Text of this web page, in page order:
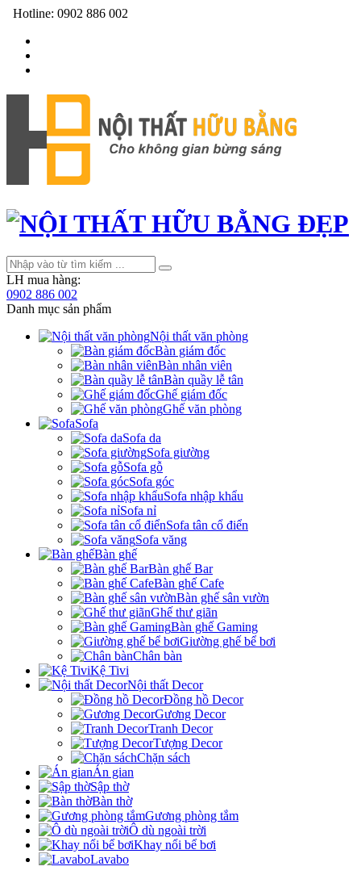
Hotline: 0902 886 002
LH mua hàng:
0902 886 002
Danh mục sản phẩm
Nội thất văn phòng
Bàn giám đốc
Bàn nhân viên
Bàn quầy lễ tân
Ghế giám đốc
Ghế văn phòng
Sofa
Sofa da
Sofa giường
Sofa gỗ
Sofa góc
Sofa nhập khẩu
Sofa nỉ
Sofa tân cổ điển
Sofa văng
Bàn ghế
Bàn ghế Bar
Bàn ghế Cafe
Bàn ghế sân vườn
Ghế thư giãn
Bàn ghế Gaming
Giường ghế bể bơi
Chân bàn
Kệ Tivi
Nội thất Decor
Đồng hồ Decor
Gương Decor
Tranh Decor
Tượng Decor
Chặn sách
Án gian
Sập thờ
Bàn thờ
Gương phòng tắm
Ô dù ngoài trời
Khay nổi bể bơi
Lavabo